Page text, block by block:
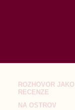
ROZHOVOR JAKO
RECENZE
NA OSTROV